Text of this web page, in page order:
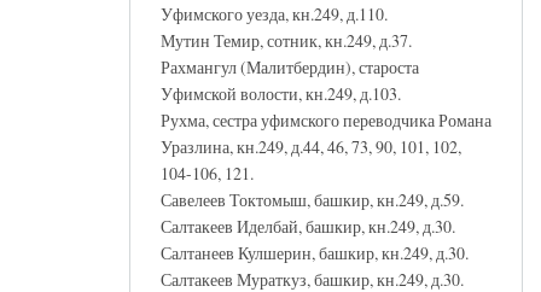
Уфимского уезда, кн.249, д.110.
Мутин Темир, сотник, кн.249, д.37.
Рахмангул (Малитбердин), староста
Уфимской волости, кн.249, д.103.
Рухма, сестра уфимского переводчика Романа
Уразлина, кн.249, д.44, 46, 73, 90, 101, 102,
104-106, 121.
Савелеев Токтомыш, башкир, кн.249, д.59.
Салтакеев Иделбай, башкир, кн.249, д.30.
Салтанеев Кулшерин, башкир, кн.249, д.30.
Салтакеев Мураткуз, башкир, кн.249, д.30.